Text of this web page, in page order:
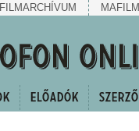
FILMARCHÍVUM MAFILM